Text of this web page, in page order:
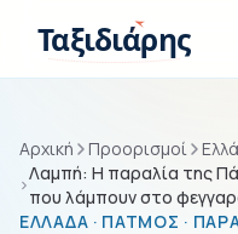
Ταξιδιάρης
Αρχική Προορισμοί
Λαμπή: Η παραλία της
που λάμπουν στο
ΕΛΛΆΔΑ · ΠΆΤΜΟΣ ·